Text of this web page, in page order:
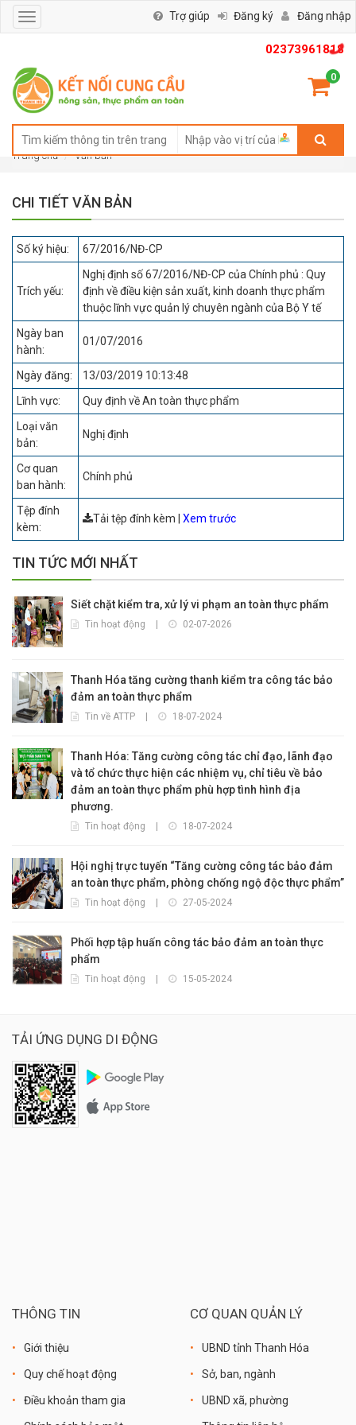
02373961818
0
Toggle
navigation
Trợ giúp Đăng ký Đăng nhập
Trang chủ Văn bản
CHI TIẾT VĂN BẢN
Số ký hiệu: 67/2016/NĐ-CP
Trích yếu:
Nghị định số 67/2016/NĐ-CP của Chính phủ : Quy
định về điều kiện sản xuất, kinh doanh thực phẩm
thuộc lĩnh vực quản lý chuyên ngành của Bộ Y tế
Ngày ban
hành:
01/07/2016
Ngày đăng:
13/03/2019 10:13:48
Lĩnh vực:
Quy định về An toàn thực phẩm
Loại văn
bản:
Nghị định
Cơ quan
ban hành:
Chính phủ
Tệp đính
kèm:
Tải tệp đính kèm Xem trước
TIN TỨC MỚI NHẤT
Siết chặt kiểm tra, xử lý vi phạm an toàn thực phẩm
Tin hoạt động 02-07-2026
Thanh Hóa tăng cường thanh kiểm tra công tác bảo
đảm an toàn thực phẩm
Tin về ATTP 18-07-2024
Thanh Hóa: Tăng cường công tác chỉ đạo, lãnh đạo
và tổ chức thực hiện các nhiệm vụ, chỉ tiêu về bảo
đảm an toàn thực phẩm phù hợp tình hình địa
phương.
Tin hoạt động 18-07-2024
Hội nghị trực tuyến “Tăng cường công tác bảo đảm
an toàn thực phẩm, phòng chống ngộ độc thực phẩm”
Tin hoạt động 27-05-2024
Phối hợp tập huấn công tác bảo đảm an toàn thực
phẩm
Tin hoạt động 15-05-2024
TẢI ỨNG DỤNG DI ĐỘNG
THÔNG TIN
Giới thiệu
Quy chế hoạt động
Điều khoản tham gia
CƠ QUAN QUẢN LÝ
UBND tỉnh Thanh Hóa
Sở, ban, ngành
UBND xã, phường